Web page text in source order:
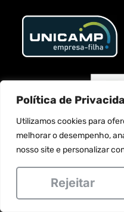
Política de
Utilizamos cookies para
melhorar o desempenho,
nosso site e personalizar
Rejeitar
reservados